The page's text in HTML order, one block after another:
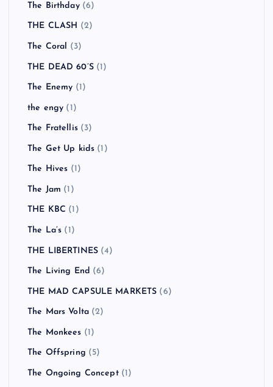
The Birthday(6)
THE CLASH (2)
The Coral (3)
THE DEAD 60’S(1)
The Enemy (1)
the engy (1)
The Fratellis(3)
The Get Up kids (1)
The Hives (1)
The Jam (1)
THE KBC (1)
The La’s (1)
THE LIBERTINES (4)
The Living End (6)
THE MAD CAPSULE MARKETS (6)
The Mars Volta (2)
The Monkees (1)
The Offspring (5)
The Ongoing Concept(1)